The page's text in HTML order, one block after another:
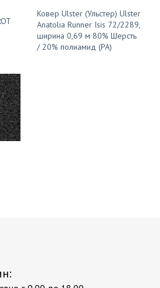
Ковер Ulster (Ульстер) Ulster
Anatolia Runner Isis 72/2289,
ширина 0,69 м 80% Шерсть
/ 20% полиамид (PA)